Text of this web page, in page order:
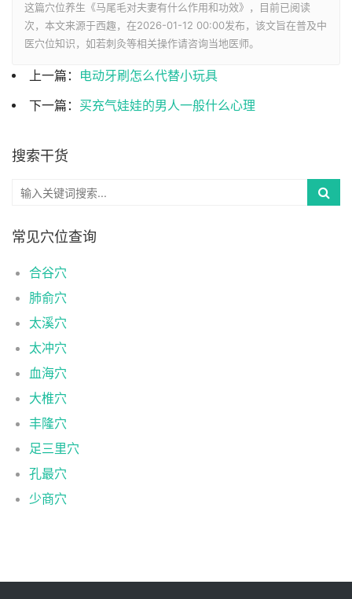
这篇穴位养生《马尾毛对夫妻有什么作用和功效》，目前已阅读
次，本文来源于西趣，在2026-01-12 00:00发布，该文旨在普及中
医穴位知识，如若刺灸等相关操作请咨询当地医师。
上一篇：
电动牙刷怎么代替小玩具
下一篇： 买充气娃娃的男人一般什么心理
搜索干货
常见穴位查询
合谷穴
肺俞穴
太溪穴
太冲穴
血海穴
大椎穴
丰隆穴
足三里穴
孔最穴
少商穴